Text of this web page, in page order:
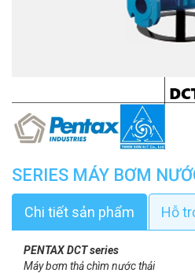
SERIES MÁY BƠM
Chi tiết sản phẩm Hỗ
PENTAX DCT series
Máy bơm thả chìm nước thải